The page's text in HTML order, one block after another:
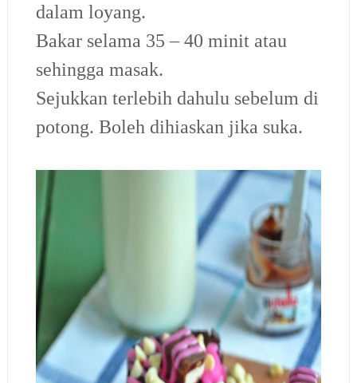
dalam loyang.
Bakar selama 35 – 40 minit atau
sehingga masak.
Sejukkan terlebih dahulu sebelum di
potong. Boleh dihiaskan jika suka.